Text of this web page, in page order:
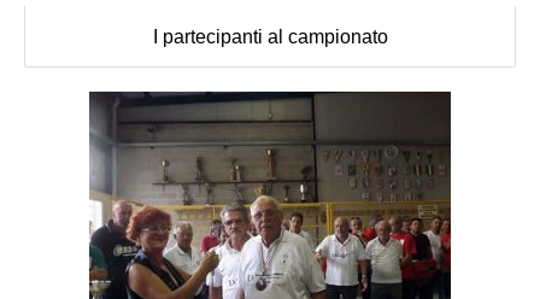
I partecipanti al campionato